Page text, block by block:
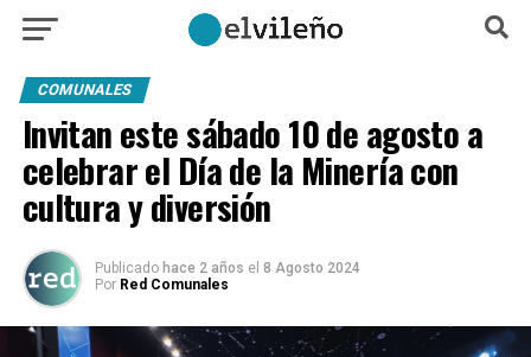
COMUNALES
Invitan este sábado 10 de agosto a
celebrar el Día de la Minería con
cultura y diversión
Publicado hace 2 años el 8 Agosto 2024
Por Red Comunales